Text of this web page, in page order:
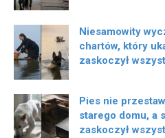
Niesamowity
chartów, który
zaskoczył
Pies nie
starego domu, a
zaskoczył